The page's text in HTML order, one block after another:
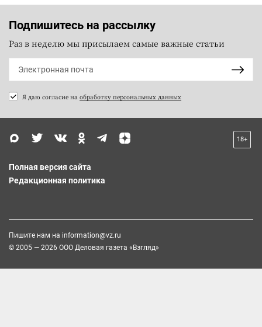
Подпишитесь на рассылку
Раз в неделю мы присылаем самые важные статьи
Я даю согласие на обработку персональных данных
18+
Полная версия сайта
Редакционная политика
Пишите нам на information@vz.ru
© 2005 — 2026 ООО Деловая газета «Взгляд»